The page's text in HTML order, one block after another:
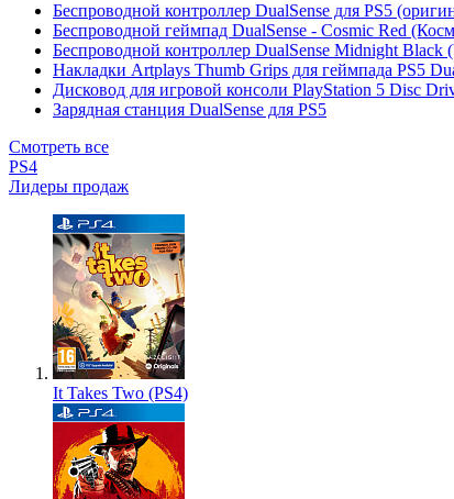
Беспроводной контроллер DualSense для PS5
Беспроводной геймпад DualSense - Cosmic Red
Беспроводной контроллер DualSense Midnight Black
Накладки Artplays Thumb Grips для геймпада PS5
Дисковод для игровой консоли PlayStation 5 Disc
Зарядная станция DualSense для PS5
Смотреть все
PS4
Лидеры продаж
It Takes Two (PS4)